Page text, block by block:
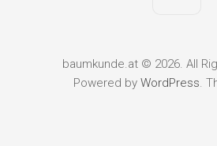
baumkunde.at © 2026. All
Powered by WordPress.